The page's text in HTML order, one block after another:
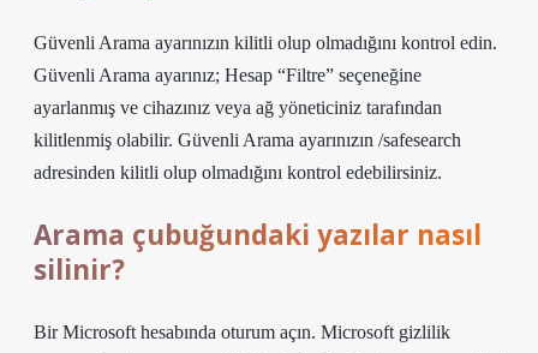
Güvenli Arama ayarınızın kilitli olup olmadığını kontrol edin.
Güvenli Arama ayarınız; Hesap “Filtre” seçeneğine
ayarlanmış ve cihazınız veya ağ yöneticiniz tarafından
kilitlenmiş olabilir. Güvenli Arama ayarınızın /safesearch
adresinden kilitli olup olmadığını kontrol edebilirsiniz.
Arama çubuğundaki yazılar nasıl
silinir?
Bir Microsoft hesabında oturum açın. Microsoft gizlilik